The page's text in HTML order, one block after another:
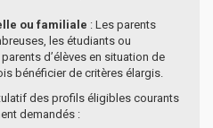
ou familiale : Les parents
les étudiants ou
d’élèves en situation de
bénéficier de critères élargis.
des profils éligibles courants
demandés :